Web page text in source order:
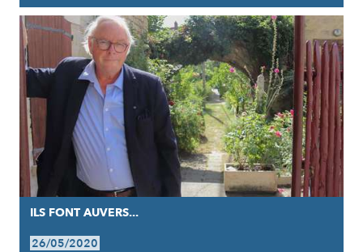
ILS FONT AUVERS...
26/05/2020